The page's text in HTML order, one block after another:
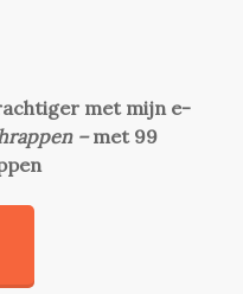
met mijn e-
–met 99